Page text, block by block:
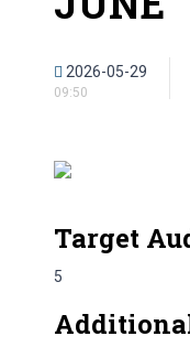
2026-05-29
09:50
Target
5